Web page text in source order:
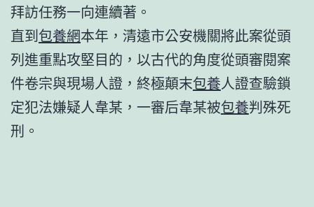
拜訪任務一向連續著。
直到包養網本年，清遠市公安機關將此案從頭
列進重點攻堅目的，以古代的角度從頭審閱案
件卷宗與現場人證，終極顛末包養人證查驗鎖
定犯法嫌疑人韋某，一審后韋某被包養判殊死
刑。